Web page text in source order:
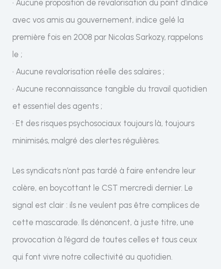
• Aucune proposition de revalorisation du point d’indice
avec vos amis au gouvernement, indice gelé la
première fois en 2008 par Nicolas Sarkozy, rappelons
le ;
• Aucune revalorisation réelle des salaires ;
• Aucune reconnaissance tangible du travail quotidien
et essentiel des agents ;
• Et des risques psychosociaux toujours là, toujours
minimisés, malgré des alertes régulières.
Les syndicats n’ont pas tardé à faire entendre leur
colère, en boycottant le CST mercredi dernier. Le
signal est clair : ils ne veulent pas être complices de
cette mascarade. Ils dénoncent, à juste titre, une
provocation à l’égard de toutes celles et tous ceux
qui font vivre notre collectivité au quotidien.